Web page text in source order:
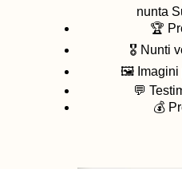
nunta
🏆
🎖️ Nunti
🖼️ Imagini
💬
💰